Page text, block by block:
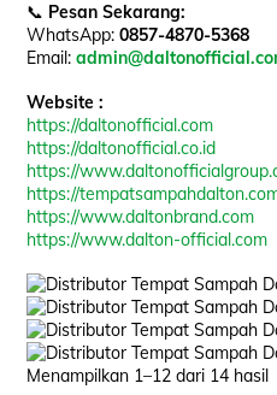
📞 Pesan Sekarang:
WhatsApp:0857-4870-5368
Email:
Website :
https://daltonofficial.com
https://daltonofficial.co.id
https://
https://
https://www.daltonbrand.com
https://www.dalton-official.com
Menampilkan 1–12 dari 14 hasil